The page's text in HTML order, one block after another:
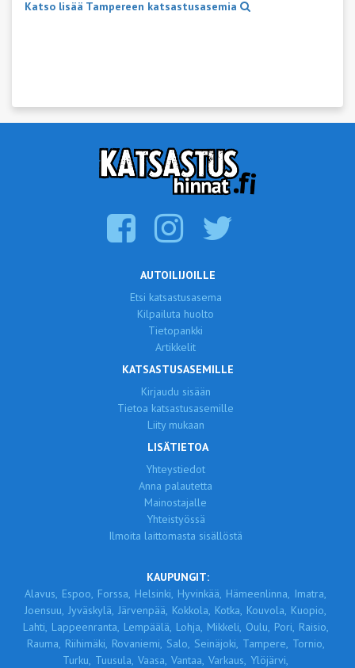
Katso lisää Tampereen katsastusasemia
AUTOILIJOILLE
Etsi katsastusasema
Kilpailuta huolto
Tietopankki
Artikkelit
KATSASTUSASEMILLE
Kirjaudu sisään
Tietoa katsastusasemille
Liity mukaan
LISÄTIETOA
Yhteystiedot
Anna palautetta
Mainostajalle
Yhteistyössä
Ilmoita laittomasta sisällöstä
KAUPUNGIT:
Alavus, Espoo, Forssa, Helsinki, Hyvinkää, Hämeenlinna, Imatra,
Joensuu, Jyväskylä, Järvenpää, Kokkola, Kotka, Kouvola, Kuopio,
Lahti, Lappeenranta, Lempäälä, Lohja, Mikkeli, Oulu, Pori, Raisio,
Rauma, Riihimäki, Rovaniemi, Salo, Seinäjoki, Tampere, Tornio,
Turku, Tuusula, Vaasa, Vantaa, Varkaus, Ylöjärvi,